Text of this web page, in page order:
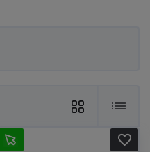
favorite_border